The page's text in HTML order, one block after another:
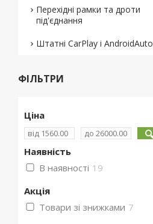
Перехідні рамки та дроти
під'єднання
Штатні CarPlay і AndroidAuto
ФІЛЬТРИ
Ціна
Наявність
В наявності 19
Акція
Товари зі знижками 7